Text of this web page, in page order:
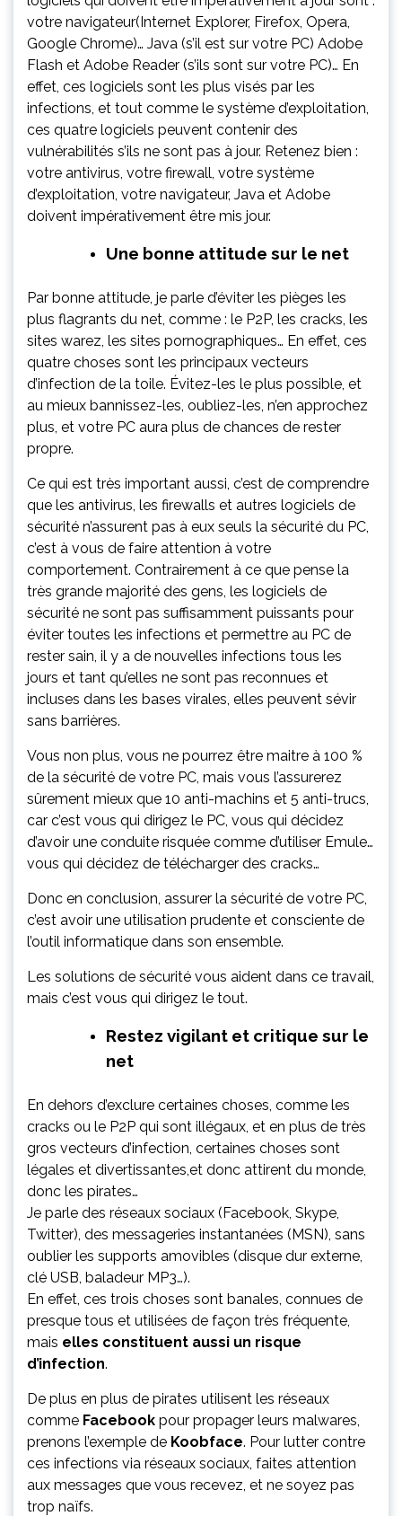
votre navigateur(Internet Explorer, Firefox, Opera,
Google Chrome)… Java (s’il est sur votre PC) Adobe
Flash et Adobe Reader (s’ils sont sur votre PC)… En
effet, ces logiciels sont les plus visés par les
infections, et tout comme le système d’exploitation,
ces quatre logiciels peuvent contenir des
vulnérabilités s’ils ne sont pas à jour. Retenez bien :
votre antivirus, votre firewall, votre système
d’exploitation, votre navigateur, Java et Adobe
doivent impérativement être mis jour.
Une bonne attitude sur le net
Par bonne attitude, je parle d’éviter les pièges les
plus flagrants du net, comme : le P2P, les cracks, les
sites warez, les sites pornographiques… En effet, ces
quatre choses sont les principaux vecteurs
d’infection de la toile. Évitez-les le plus possible, et
au mieux bannissez-les, oubliez-les, n’en approchez
plus, et votre PC aura plus de chances de rester
propre.
Ce qui est très important aussi, c’est de comprendre
que les antivirus, les firewalls et autres logiciels de
sécurité n’assurent pas à eux seuls la sécurité du PC,
c’est à vous de faire attention à votre
comportement. Contrairement à ce que pense la
très grande majorité des gens, les logiciels de
sécurité ne sont pas suffisamment puissants pour
éviter toutes les infections et permettre au PC de
rester sain, il y a de nouvelles infections tous les
jours et tant qu’elles ne sont pas reconnues et
incluses dans les bases virales, elles peuvent sévir
sans barrières.
Vous non plus, vous ne pourrez être maitre à 100 %
de la sécurité de votre PC, mais vous l’assurerez
sûrement mieux que 10 anti-machins et 5 anti-trucs,
car c’est vous qui dirigez le PC, vous qui décidez
d’avoir une conduite risquée comme d’utiliser Emule…
vous qui décidez de télécharger des cracks…
Donc en conclusion, assurer la sécurité de votre PC,
c’est avoir une utilisation prudente et consciente de
l’outil informatique dans son ensemble.
Les solutions de sécurité vous aident dans ce travail,
mais c’est vous qui dirigez le tout.
Restez vigilant et critique sur le
net
En dehors d’exclure certaines choses, comme les
cracks ou le P2P qui sont illégaux, et en plus de très
gros vecteurs d’infection, certaines choses sont
légales et divertissantes,et donc attirent du monde,
donc les pirates…
Je parle des réseaux sociaux (Facebook, Skype,
Twitter), des messageries instantanées (MSN), sans
oublier les supports amovibles (disque dur externe,
clé USB, baladeur MP3…).
En effet, ces trois choses sont banales, connues de
presque tous et utilisées de façon très fréquente,
mais elles constituent aussi un risque
d’infection.
De plus en plus de pirates utilisent les réseaux
comme Facebook pour propager leurs malwares,
prenons l’exemple de Koobface. Pour lutter contre
ces infections via réseaux sociaux, faites attention
aux messages que vous recevez, et ne soyez pas
trop naïfs.